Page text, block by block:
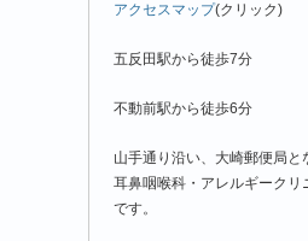
アクセスマップ(クリック)
五反田駅から徒歩7分
不動前駅から徒歩6分
山手通り沿い、大崎郵便局と
耳鼻咽喉科・アレルギークリ
です。